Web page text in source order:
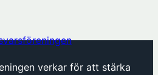
verkar för att stärka